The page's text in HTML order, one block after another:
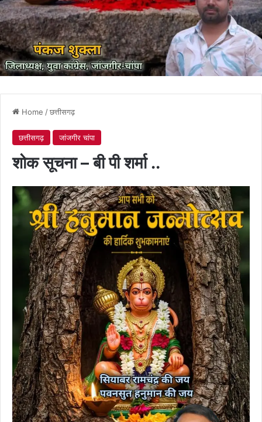
Home /छत्तीसगढ़
छत्तीसगढ़ जांजगीर चांपा
शोक सूचना – बी पी शर्मा ..